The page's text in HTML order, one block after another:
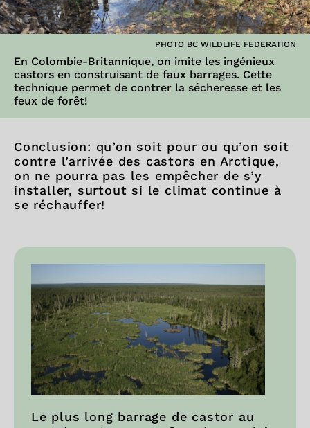
PHOTO BC WILDLIFE FEDERATION
En Colombie-Britannique, on imite les ingénieux
castors en construisant de faux barrages. Cette
technique permet de contrer la sécheresse et les
feux de forêt!
Conclusion: qu’on soit pour ou qu’on soit
contre l’arrivée des castors en Arctique,
on ne pourra pas les empêcher de s’y
installer, surtout si le climat continue à
se réchauffer!
Le plus long barrage de castor au